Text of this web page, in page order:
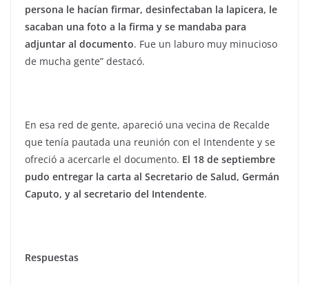
persona le hacían firmar, desinfectaban la lapicera, le
sacaban una foto a la firma y se mandaba para
adjuntar al documento. Fue un laburo muy minucioso
de mucha gente” destacó.
En esa red de gente, apareció una vecina de Recalde
que tenía pautada una reunión con el Intendente y se
ofreció a acercarle el documento. El 18 de septiembre
pudo entregar la carta al Secretario de Salud, Germán
Caputo, y al secretario del Intendente.
Respuestas